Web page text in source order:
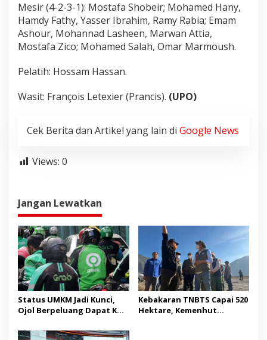
Mesir (4-2-3-1): Mostafa Shobeir; Mohamed Hany,
Hamdy Fathy, Yasser Ibrahim, Ramy Rabia; Emam
Ashour, Mohannad Lasheen, Marwan Attia,
Mostafa Zico; Mohamed Salah, Omar Marmoush.
Pelatih: Hossam Hassan.
Wasit: François Letexier (Prancis). (UPO)
Cek Berita dan Artikel yang lain di Google News
Views: 0
Jangan Lewatkan
Status UMKM Jadi Kunci,
Ojol Berpeluang Dapat KUR
Kebakaran TNBTS Capai 520
Hektare, Kemenhut